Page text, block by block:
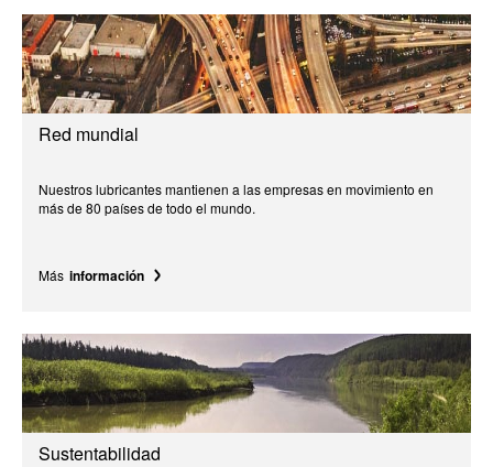
Red mundial
Nuestros lubricantes mantienen a las empresas en movimiento en
más de 80 países de todo el mundo.
Más información
Sustentabilidad